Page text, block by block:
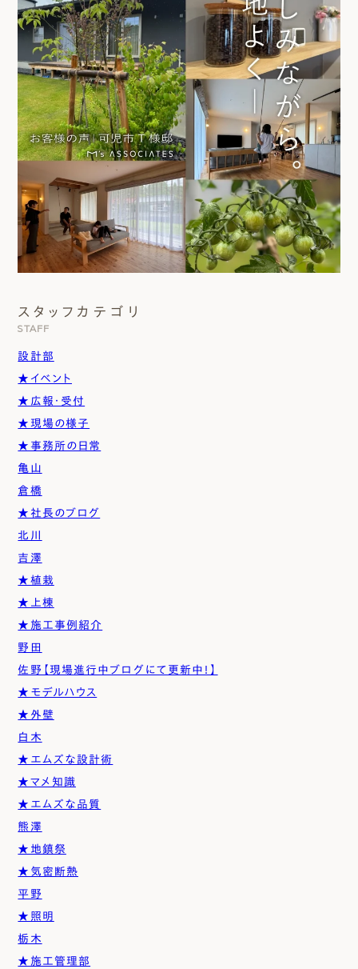
スタッフカテゴリ
STAFF
設計部
★イベント
★広報・受付
★現場の様子
★事務所の日常
亀山
倉橋
★社長のブログ
北川
吉澤
★植栽
★上棟
★施工事例紹介
野田
佐野【現場進行中ブログにて更新中！】
★モデルハウス
★外壁
白木
★エムズな設計術
★マメ知識
★エムズな品質
熊澤
★地鎮祭
★気密断熱
平野
★照明
栃木
★施工管理部